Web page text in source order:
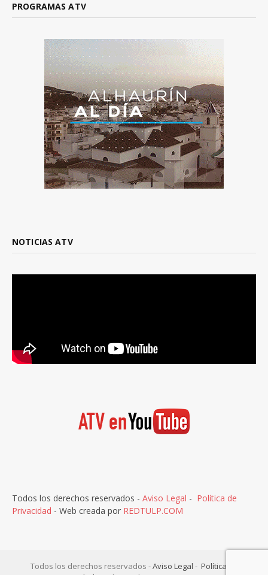
PROGRAMAS ATV
NOTICIAS ATV
Todos los derechos reservados - Aviso Legal - Política de
Privacidad - Web creada por REDTULP.COM
Todos los derechos reservados -Aviso Legal - Política de